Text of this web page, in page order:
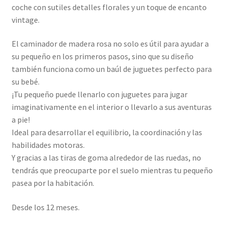
coche con sutiles detalles florales y un toque de encanto
vintage.
El caminador de madera rosa no solo es útil para ayudar a
su pequeño en los primeros pasos, sino que su diseño
también funciona como un baúl de juguetes perfecto para
su bebé.
¡Tu pequeño puede llenarlo con juguetes para jugar
imaginativamente en el interior o llevarlo a sus aventuras
a pie!
Ideal para desarrollar el equilibrio, la coordinación y las
habilidades motoras.
Y gracias a las tiras de goma alrededor de las ruedas, no
tendrás que preocuparte por el suelo mientras tu pequeño
pasea por la habitación.
Desde los 12 meses.